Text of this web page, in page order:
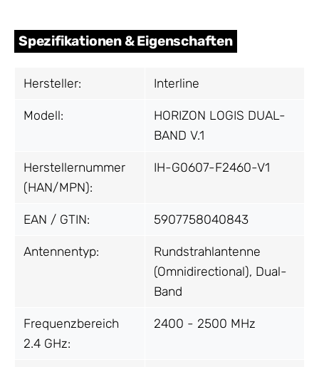
Spezifikationen & Eigenschaften
Hersteller: Interline
Modell:
HORIZON LOGIS DUAL-
BAND V.1
Herstellernummer
(HAN/MPN):
IH-G0607-F2460-V1
EAN / GTIN: 5907758040843
Antennentyp:
Rundstrahlantenne
(Omnidirectional), Dual-
Band
Frequenzbereich
2.4 GHz:
2400 - 2500 MHz